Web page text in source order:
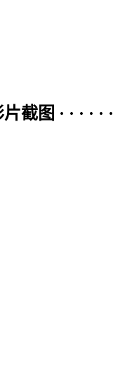
图 · · · · · ·